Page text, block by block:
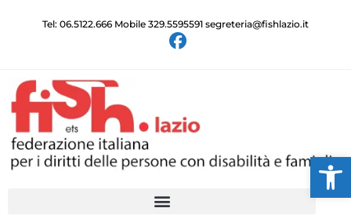
Tel: 06.5122.666 Mobile 329.5595591 segreteria@fishlazio.it